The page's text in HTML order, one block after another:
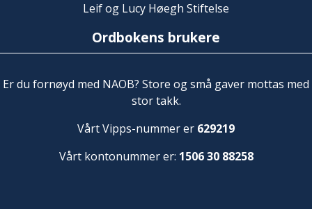
Leif og Lucy Høegh Stiftelse
Ordbokens brukere
Er du fornøyd med NAOB? Store og små gaver mottas med
stor takk.
Vårt Vipps-nummer er 629219
Vårt kontonummer er: 1506 30 88258